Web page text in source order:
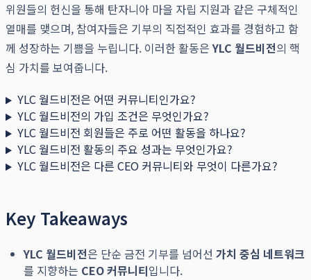
위원들의 헌신을 통해 탄자니아 마을 자립 지원과 같은 구체적인
열매를 맺으며, 참여자들은 기부의 직접적인 효과를 경험하고 함
께 성장하는 기쁨을 누립니다. 이러한 활동은YLC 월드비전의 핵
심 가치를 보여줍니다.
YLC 월드비전은 어떤 커뮤니티인가요?
YLC 월드비전의 가입 조건은 무엇인가요?
YLC 월드비전 회원들은 주로 어떤 활동을 하나요?
YLC 월드비전 활동의 주요 성과는 무엇인가요?
YLC 월드비전은 다른 CEO 커뮤니티와 무엇이 다른가요?
Key Takeaways
YLC 월드비전은 단순 금전 기부를 넘어선 가치 중심 네트워크
를 지향하는 CEO 커뮤니티입니다.